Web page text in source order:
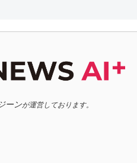
ーンが運営しております。